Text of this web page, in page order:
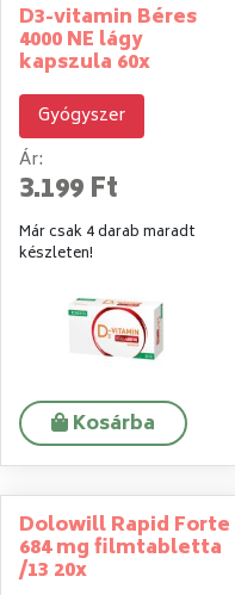
D3-vitamin Béres
4000 NE lágy
kapszula 60x
Gyógyszer
Ár:
3.199 Ft
Már csak 4 darab maradt
készleten!
Kosárba
Dolowill Rapid Forte
684 mg filmtabletta
/13 20x